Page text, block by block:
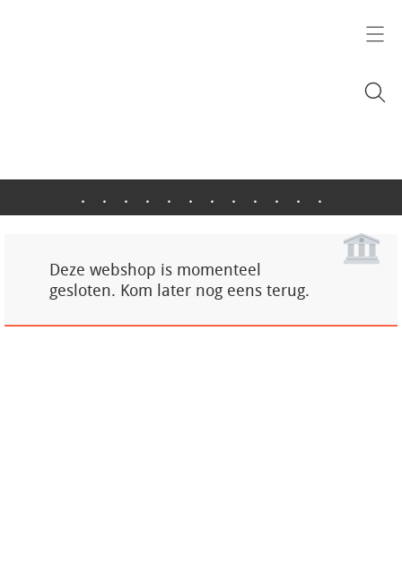
. . . . . . . . . . . .
Deze webshop is momenteel
gesloten. Kom later nog eens terug.